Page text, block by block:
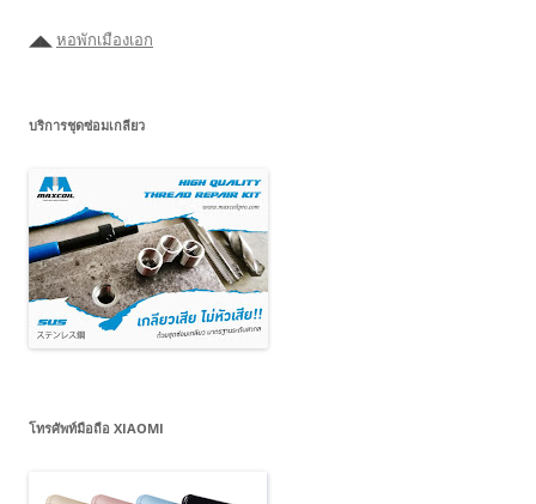
◢◣ หอพักเมืองเอก
บริการชุดซ่อมเกลียว
โทรศัพท์มือถือ XIAOMI